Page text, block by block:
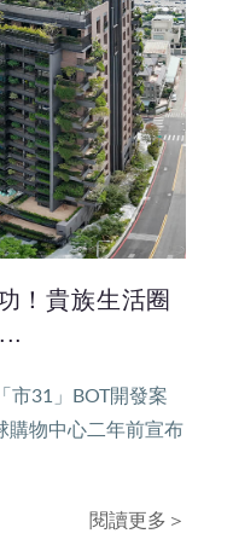
！貴族生活圈
市31」BOT開發案
購物中心二年前宣布
閱讀更多＞